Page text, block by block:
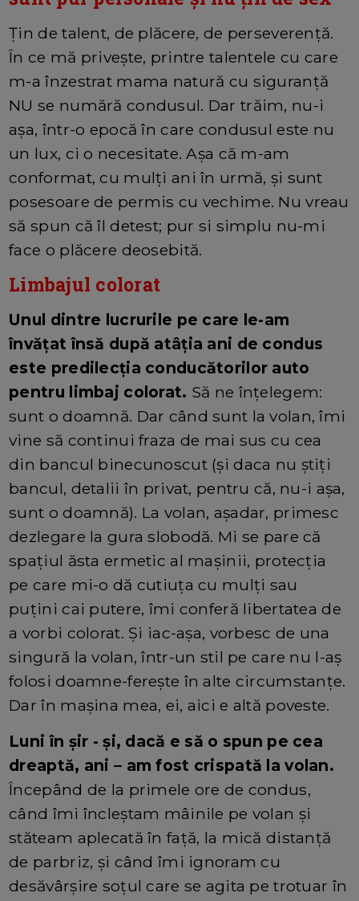
Țin de talent, de plăcere, de perseverență.
În ce mă privește, printre talentele cu care
m-a înzestrat mama natură cu siguranță
NU se numără condusul. Dar trăim, nu-i
așa, într-o epocă în care condusul este nu
un lux, ci o necesitate. Așa că m-am
conformat, cu mulți ani în urmă, și sunt
posesoare de permis cu vechime. Nu vreau
să spun că îl detest; pur si simplu nu-mi
face o plăcere deosebită.
Limbajul colorat
Unul dintre lucrurile pe care le-am
învățat însă după atâția ani de condus
este predilecția conducătorilor auto
pentru limbaj colorat. Să ne înțelegem:
sunt o doamnă. Dar când sunt la volan, îmi
vine să continui fraza de mai sus cu cea
din bancul binecunoscut (și daca nu știți
bancul, detalii în privat, pentru că, nu-i așa,
sunt o doamnă). La volan, așadar, primesc
dezlegare la gura slobodă. Mi se pare că
spațiul ăsta ermetic al mașinii, protecția
pe care mi-o dă cutiuța cu mulți sau
puțini cai putere, îmi conferă libertatea de
a vorbi colorat. Și iac-așa, vorbesc de una
singură la volan, într-un stil pe care nu l-aș
folosi doamne-ferește în alte circumstanțe.
Dar în mașina mea, ei, aici e altă poveste.
Luni în șir - și, dacă e să o spun pe cea
dreaptă, ani – am fost crispată la volan.
Începând de la primele ore de condus,
când îmi încleștam mâinile pe volan și
stăteam aplecată în față, la mică distanță
de parbriz, și când îmi ignoram cu
desăvârșire soțul care se agita pe trotuar în